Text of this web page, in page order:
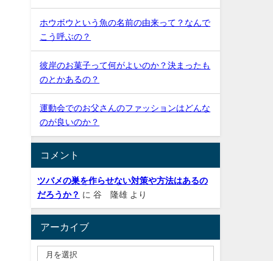
ホウボウという魚の名前の由来って？なんで
こう呼ぶの？
彼岸のお菓子って何がよいのか？決まったも
のとかあるの？
運動会でのお父さんのファッションはどんな
のが良いのか？
コメント
ツバメの巣を作らせない対策や方法はあるの
だろうか？ に 谷 隆雄より
アーカイブ